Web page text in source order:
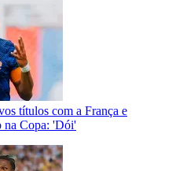
títulos com a França e
na Copa: 'Dói'